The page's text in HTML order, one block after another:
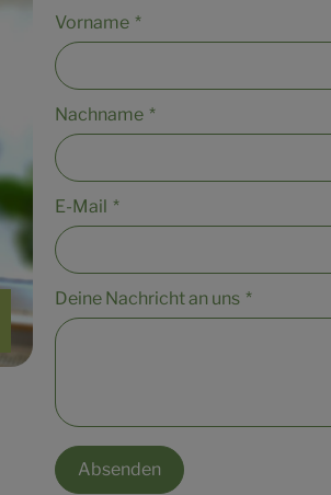
Vorname *
Nachname *
E-Mail *
Deine Nachricht an uns *
Absenden